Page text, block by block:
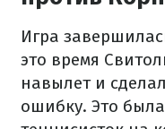
Игра
это время
навылет и
ошибку. Это